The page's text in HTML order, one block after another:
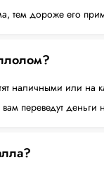
тем дороже его
наличными или на
переведут деньги